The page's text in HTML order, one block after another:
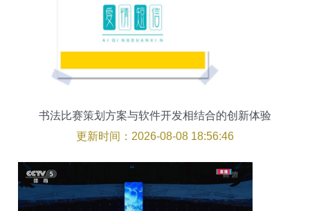
书法比赛策划方案与软件开发相结合的创新体验
更新时间：2026-08-08 18:56:46